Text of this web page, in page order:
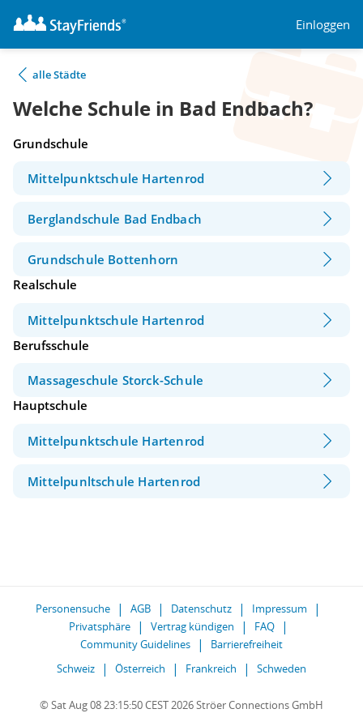
Einloggen
alle Städte
Welche Schule in Bad Endbach?
Grundschule
Mittelpunktschule Hartenrod
Berglandschule Bad Endbach
Grundschule Bottenhorn
Realschule
Mittelpunktschule Hartenrod
Berufsschule
Massageschule Storck-Schule
Hauptschule
Mittelpunktschule Hartenrod
Mittelpunltschule Hartenrod
Personensuche AGB Datenschutz
Impressum
Privatsphäre
Vertrag kündigen
FAQ
Community Guidelines
Barrierefreiheit
Schweiz
Österreich Frankreich Schweden
© Sat Aug 08 23:15:50 CEST 2026 Ströer Connections GmbH